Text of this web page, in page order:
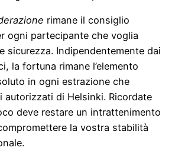
rimane il consiglio
ogni partecipante che voglia
sicurezza. Indipendentemente dai
la fortuna rimane l’elemento
in ogni estrazione che
autorizzati di Helsinki. Ricordate
deve restare un intrattenimento
la vostra stabilità